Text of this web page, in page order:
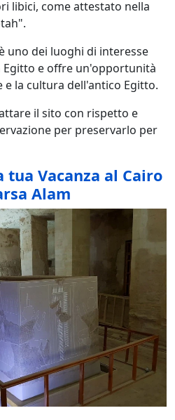
libici, come attestato nella
uno dei luoghi di interesse
e offre un'opportunità
la cultura dell'antico Egitto.
il sito con rispetto e
per preservarlo per
Vacanza al Cairo
Alam